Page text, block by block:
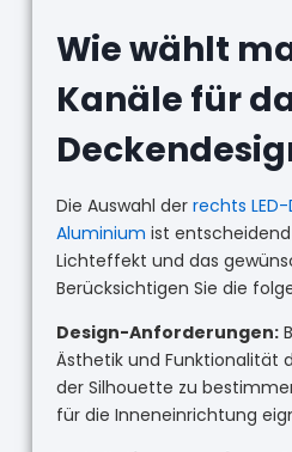
Wie wählt
Kanäle für
Die Auswahl derrechts
Aluminium ist
Lichteffekt und das
Berücksichtigen Sie die
Design-Anforderungen:
Ästhetik und Funktionalität
der Silhouette zu
für die Inneneinrichtung